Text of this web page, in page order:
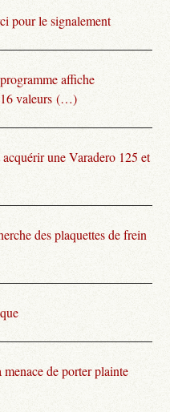
pour le signalement
affiche
16 valeurs (…)
une Varadero 125 et
des plaquettes de frein
menace de porter plainte